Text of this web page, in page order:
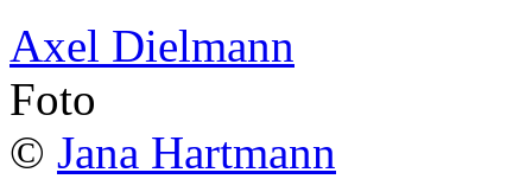
Axel Dielmann
Foto
© Jana Hartmann